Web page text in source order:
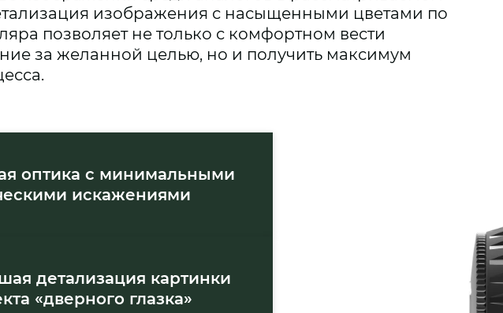
изображения с насыщенными цветами по
позволяет не только с комфортном вести
за желанной целью, но и получить максимум
оптика с минимальными
искажениями
детализация картинки
«дверного глазка»